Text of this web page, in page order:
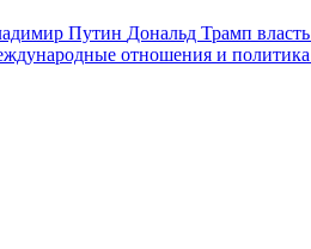
Путин Дональд Трамп власть
отношения и политика